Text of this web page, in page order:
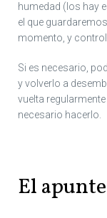
humedad (los hay
el que
momento, y
Si es necesario,
y volverlo a
vuelta
necesario hacerlo.
El